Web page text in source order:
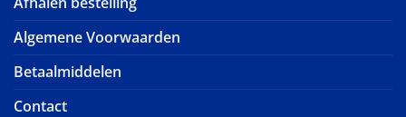
Algemene Voorwaarden
Betaalmiddelen
Contact